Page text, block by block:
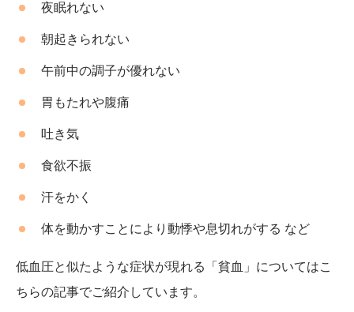
夜眠れない
朝起きられない
午前中の調子が優れない
胃もたれや腹痛
吐き気
食欲不振
汗をかく
体を動かすことにより動悸や息切れがする など
低血圧と似たような症状が現れる「貧血」についてはこ
ちらの記事でご紹介しています。